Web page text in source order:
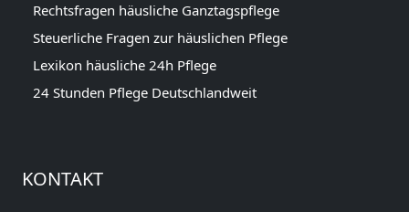
Rechtsfragen häusliche Ganztagspflege
Steuerliche Fragen zur häuslichen Pflege
Lexikon häusliche 24h Pflege
24 Stunden Pflege Deutschlandweit
KONTAKT